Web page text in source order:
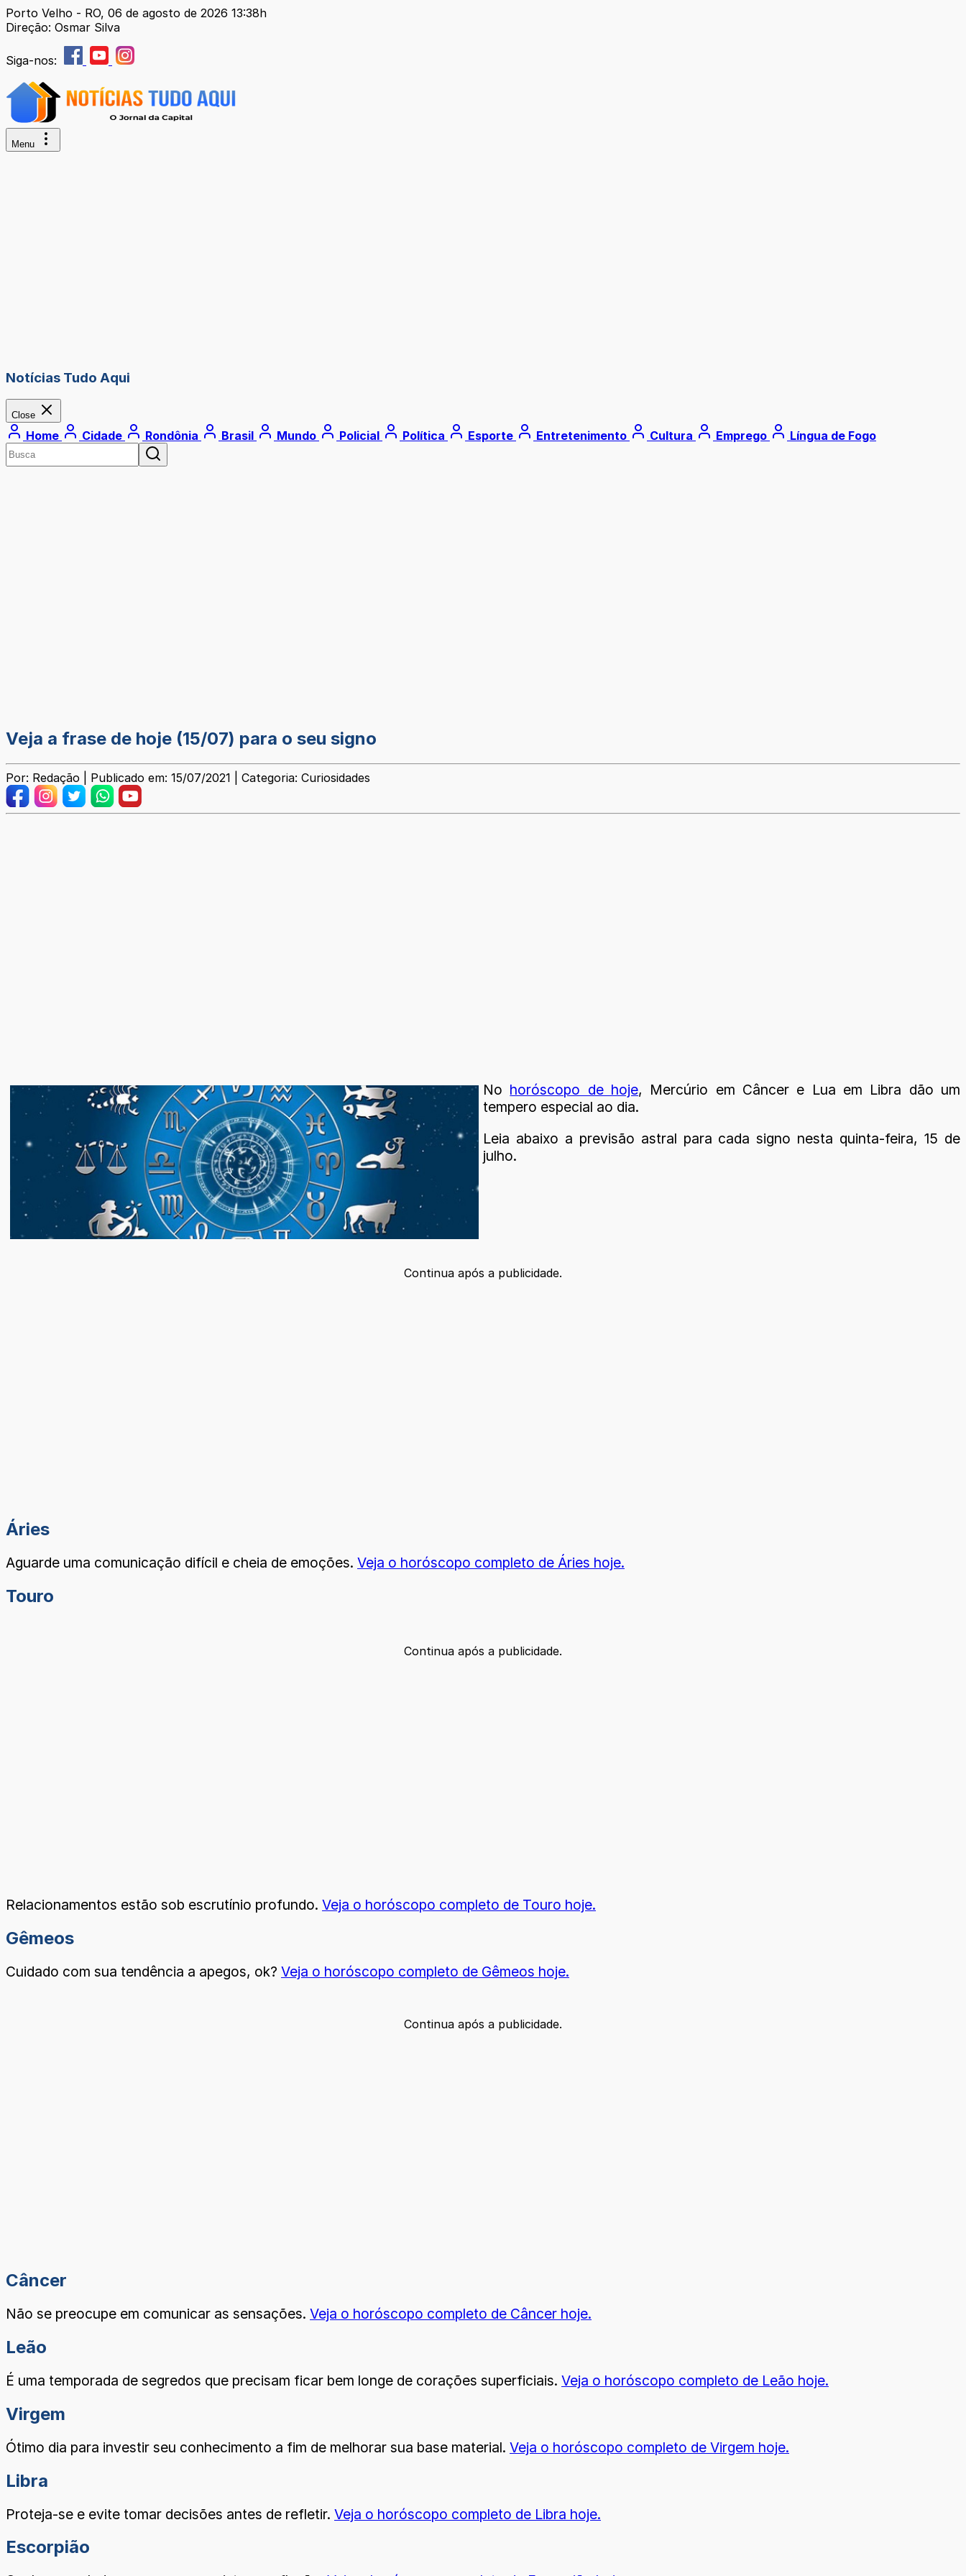
Porto Velho - RO, 06 de agosto de 2026 13:38h
Direção: Osmar Silva
Siga-nos:
Menu
Notícias Tudo Aqui
Close
Home Cidade Rondônia Brasil Mundo Policial Política Esporte Entretenimento Cultura Emprego Língua de Fogo
Veja a frase de hoje (15/07) para o seu signo
Por: Redação | Publicado em: 15/07/2021 | Categoria: Curiosidades
No horóscopo de hoje, Mercúrio em Câncer e Lua em Libra dão um
tempero especial ao dia.
Leia abaixo a previsão astral para cada signo nesta quinta-feira, 15 de
julho.
Continua após a publicidade.
Áries
Aguarde uma comunicação difícil e cheia de emoções. Veja o horóscopo completo de Áries hoje.
Touro
Continua após a publicidade.
Relacionamentos estão sob escrutínio profundo. Veja o horóscopo completo de Touro hoje.
Gêmeos
Cuidado com sua tendência a apegos, ok? Veja o horóscopo completo de Gêmeos hoje.
Continua após a publicidade.
Câncer
Não se preocupe em comunicar as sensações. Veja o horóscopo completo de Câncer hoje.
Leão
É uma temporada de segredos que precisam ficar bem longe de corações superficiais. Veja o horóscopo completo de Leão hoje.
Virgem
Ótimo dia para investir seu conhecimento a fim de melhorar sua base material. Veja o horóscopo completo de Virgem hoje.
Libra
Proteja-se e evite tomar decisões antes de refletir. Veja o horóscopo completo de Libra hoje.
Escorpião